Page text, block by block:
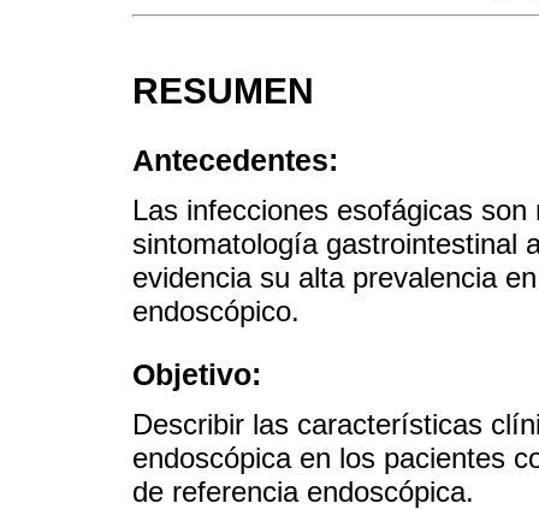
RESUMEN
Antecedentes:
Las infecciones esofágicas
sintomatología gastrointestinal
evidencia su alta prevalencia
endoscópico.
Objetivo:
Describir las características
endoscópica en los pacientes
de referencia endoscópica.